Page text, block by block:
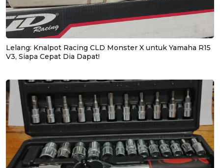
Lelang: Knalpot Racing CLD Monster X untuk Yamaha R15
V3, Siapa Cepat Dia Dapat!